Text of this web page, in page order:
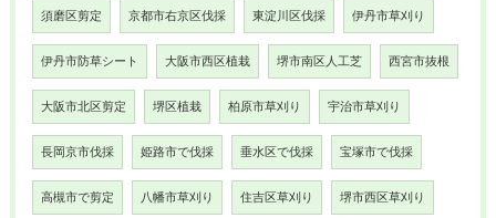
須磨区剪定 京都市右京区伐採 東淀川区伐採 伊丹市草刈り
伊丹市防草シート 大阪市西区植栽 堺市南区人工芝 西宮市抜根
大阪市北区剪定 堺区植栽 柏原市草刈り 宇治市草刈り
長岡京市伐採 姫路市で伐採 垂水区で伐採 宝塚市で伐採
高槻市で剪定 八幡市草刈り 住吉区草刈り 堺市西区草刈り